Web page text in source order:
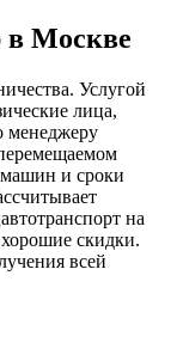
в Москве
Услугой
лица,
менеджеру
и сроки
на
скидки.
всей